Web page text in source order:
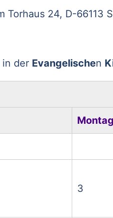
Torhaus 24, D-66113
in der Evangelischen
Montag
3